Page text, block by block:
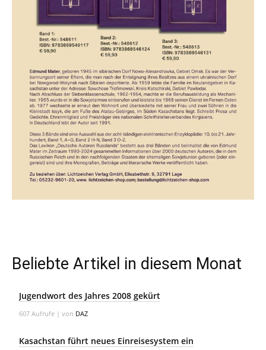
Beliebte Artikel in diesem Monat
Jugendwort des Jahres 2008 gekürt
607 Aufrufe | von DAZ
Kasachstan führt neues Einreisesystem ein